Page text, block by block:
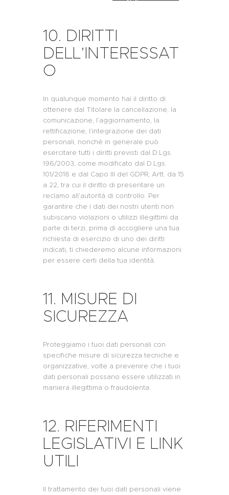
10. DIRITTI
DELL’INTERESSAT
O
In qualunque momento hai il diritto di
ottenere dal Titolare la cancellazione, la
comunicazione, l’aggiornamento, la
rettificazione, l’integrazione dei dati
personali, nonché in generale può
esercitare tutti i diritti previsti dal D.Lgs.
196/2003, come modificato dal D.Lgs.
101/2018 e dal Capo III del GDPR, Artt. da 15
a 22, tra cui il diritto di presentare un
reclamo all’autorità di controllo. Per
garantire che i dati dei nostri utenti non
subiscano violazioni o utilizzi illegittimi da
parte di terzi, prima di accogliere una tua
richiesta di esercizio di uno dei diritti
indicati, ti chiederemo alcune informazioni
per essere certi della tua identità.
11. MISURE DI
SICUREZZA
Proteggiamo i tuoi dati personali con
specifiche misure di sicurezza tecniche e
organizzative, volte a prevenire che i tuoi
dati personali possano essere utilizzati in
maniera illegittima o fraudolenta.
12. RIFERIMENTI
LEGISLATIVI E LINK
UTILI
Il trattamento dei tuoi dati personali viene